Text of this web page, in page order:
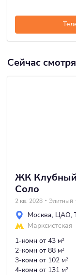
Сейчас
ЖК
Соло
2 кв. 2028 Элитный
Москва, ЦАО,
Марксистская
1-комн от 43 м2
2-комн от 88 м2
3-комн от 102 м2
4-комн от 131 м2